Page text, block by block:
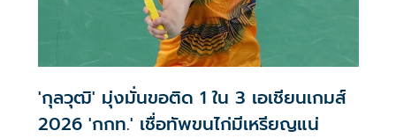
'กุลวุฒิ' มุ่งมั่นขอติด 1 ใน 3 เอเชียนเกมส์
2026 'กกท.' เชื่อทัพขนไก่มีเหรียญแน่